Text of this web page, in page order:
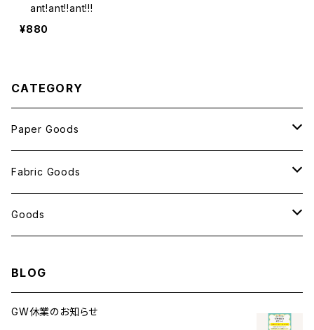
ant!ant!!ant!!!
¥880
CATEGORY
Paper Goods
おしゃれ紙
ポストカード
Fabric Goods
ポーチ
Goods
BLOG
GW休業のお知らせ